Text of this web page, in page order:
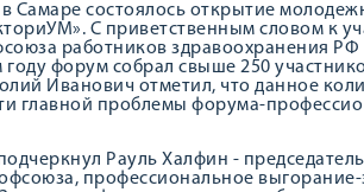
в Самаре состоялось открытие
С приветственным словом к
работников здравоохранения
году форум собрал свыше 250
Иванович отметил, что данное
главной проблемы форума-
Рауль Халфин -
профессиональное выгорание-